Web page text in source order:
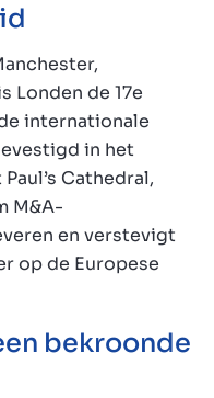
Londen de 17e
internationale
in het
Cathedral,
M&A-
en verstevigt
op de Europese
bekroonde